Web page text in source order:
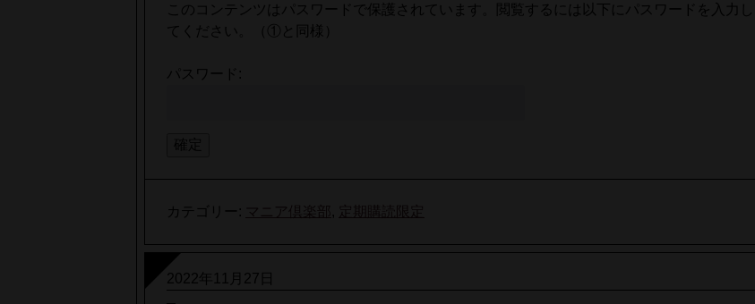
このコンテンツはパスワードで保護されています。閲覧するには以下にパスワードを入力し
てください。（①と同様）
パスワード:
カテゴリー: マニア倶楽部 , 定期購読限定
2022年11月27日